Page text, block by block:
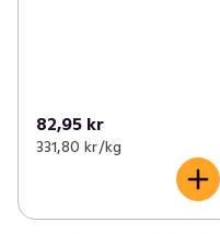
82,95 kr
331,80 kr /kg